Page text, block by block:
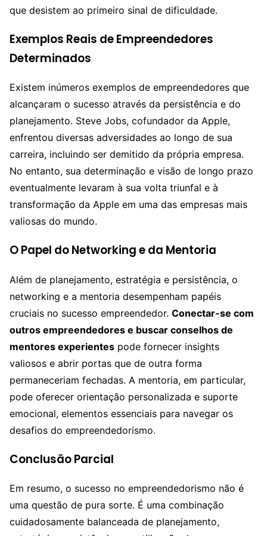
que desistem ao primeiro sinal de dificuldade.
Exemplos Reais de Empreendedores
Determinados
Existem inúmeros exemplos de empreendedores que
alcançaram o sucesso através da persistência e do
planejamento. Steve Jobs, cofundador da Apple,
enfrentou diversas adversidades ao longo de sua
carreira, incluindo ser demitido da própria empresa.
No entanto, sua determinação e visão de longo prazo
eventualmente levaram à sua volta triunfal e à
transformação da Apple em uma das empresas mais
valiosas do mundo.
O Papel do Networking e da Mentoria
Além de planejamento, estratégia e persistência, o
networking e a mentoria desempenham papéis
cruciais no sucesso empreendedor. Conectar-se com
outros empreendedores e buscar conselhos de
mentores experientes pode fornecer insights
valiosos e abrir portas que de outra forma
permaneceriam fechadas. A mentoria, em particular,
pode oferecer orientação personalizada e suporte
emocional, elementos essenciais para navegar os
desafios do empreendedorismo.
Conclusão Parcial
Em resumo, o sucesso no empreendedorismo não é
uma questão de pura sorte. É uma combinação
cuidadosamente balanceada de planejamento,